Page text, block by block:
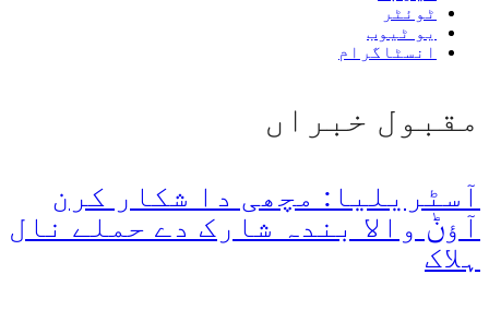
ٹوئٹر
یو ٹیوب
انسٹاگرام
مقبول خبراں
آسٹریلیا: مچھی دا شکار کرن
آؤݨ والا بندہ شارک دے حملے نال
ہلاک